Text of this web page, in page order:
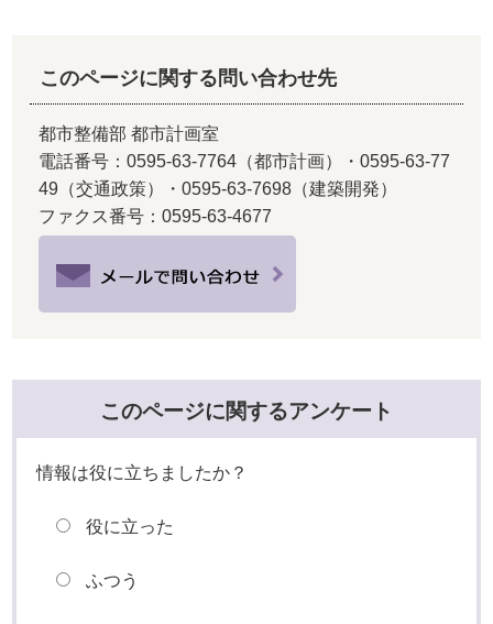
このページに関する問い合わせ先
都市整備部 都市計画室
電話番号：0595-63-7764（都市計画）・0595-63-77
49（交通政策）・0595-63-7698（建築開発）
ファクス番号：0595-63-4677
このページに関するアンケート
情報は役に立ちましたか？
役に立った
ふつう